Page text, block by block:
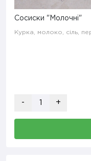
Сосиски "Молочні"
Курка, молоко, сіль,
- +